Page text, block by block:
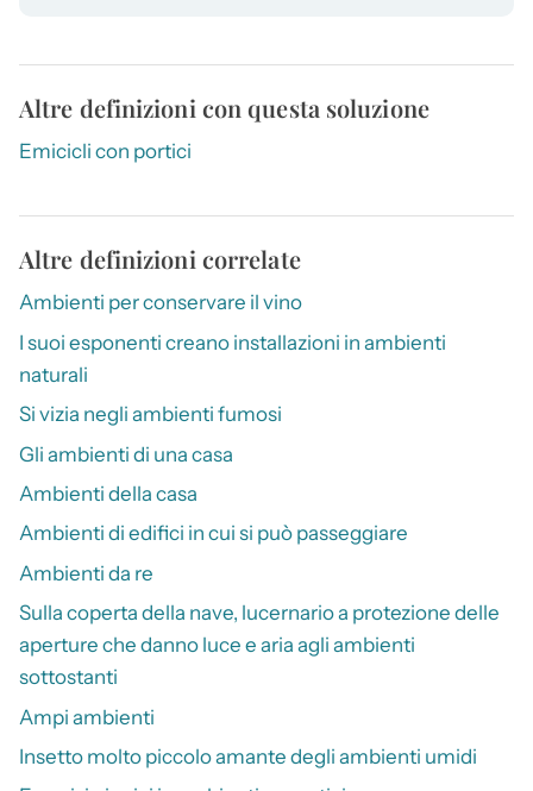
Altre definizioni con questa soluzione
Emicicli con portici
Altre definizioni correlate
Ambienti per conservare il vino
I suoi esponenti creano installazioni in ambienti
naturali
Si vizia negli ambienti fumosi
Gli ambienti di una casa
Ambienti della casa
Ambienti di edifici in cui si può passeggiare
Ambienti da re
Sulla coperta della nave, lucernario a protezione delle
aperture che danno luce e aria agli ambienti
sottostanti
Ampi ambienti
Insetto molto piccolo amante degli ambienti umidi